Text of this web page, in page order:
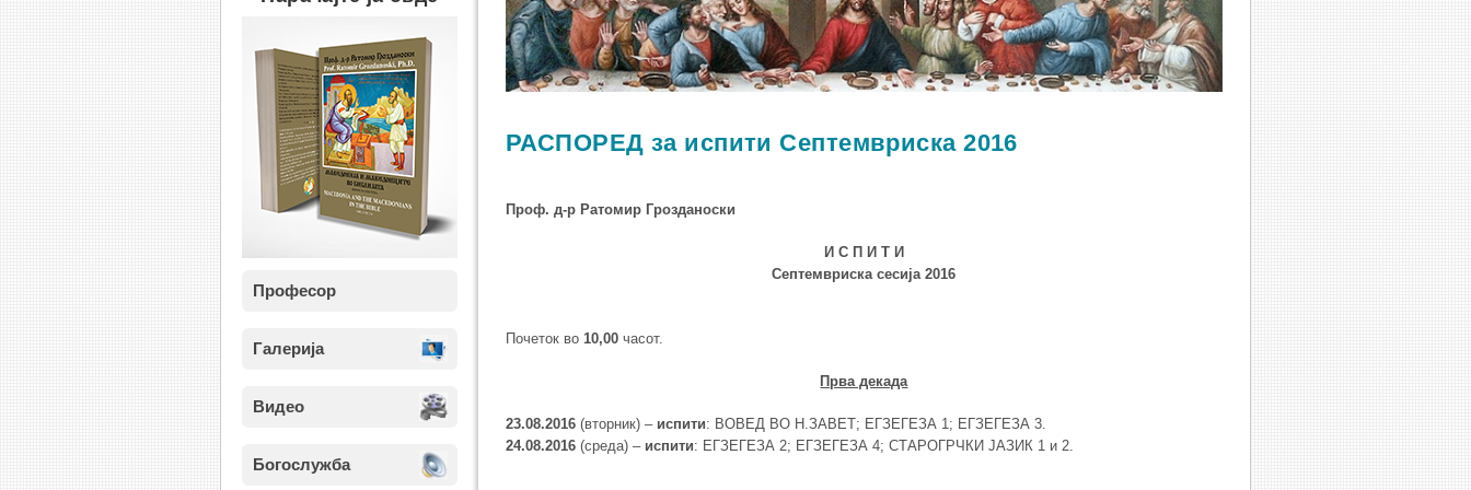
Професор
Галерија
Видео
Богослужба
РАСПОРЕД за испити Септемвриска 2016
Проф. д-р Ратомир Грозданоски
И С П И Т И
Септемвриска сесија 2016
Почеток во 10,00часот.
Прва декада
23.08.2016(вторник) – испити: ВОВЕД ВО Н.ЗАВЕТ; ЕГЗЕГЕЗА 1; ЕГЗЕГЕЗА 3.
24.08.2016(среда) – испити: ЕГЗЕГЕЗА 2; ЕГЗЕГЕЗА 4; СТАРОГРЧКИ ЈАЗИК 1 и 2.